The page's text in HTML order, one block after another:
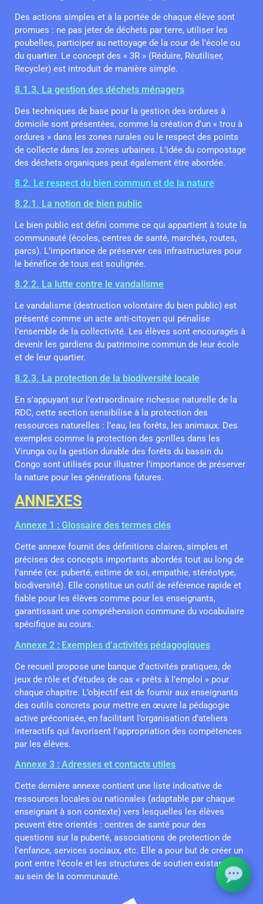
Des actions simples et à la portée de chaque élève sont
promues : ne pas jeter de déchets par terre, utiliser les
poubelles, participer au nettoyage de la cour de l’école ou
du quartier. Le concept des « 3R » (Réduire, Réutiliser,
Recycler) est introduit de manière simple.
8.1.3. La gestion des déchets ménagers
Des techniques de base pour la gestion des ordures à
domicile sont présentées, comme la création d’un « trou à
ordures » dans les zones rurales ou le respect des points
de collecte dans les zones urbaines. L’idée du compostage
des déchets organiques peut également être abordée.
8.2. Le respect du bien commun et de la nature
8.2.1. La notion de bien public
Le bien public est défini comme ce qui appartient à toute la
communauté (écoles, centres de santé, marchés, routes,
parcs). L’importance de préserver ces infrastructures pour
le bénéfice de tous est soulignée.
8.2.2. La lutte contre le vandalisme
Le vandalisme (destruction volontaire du bien public) est
présenté comme un acte anti-citoyen qui pénalise
l’ensemble de la collectivité. Les élèves sont encouragés à
devenir les gardiens du patrimoine commun de leur école
et de leur quartier.
8.2.3. La protection de la biodiversité locale
En s’appuyant sur l’extraordinaire richesse naturelle de la
RDC, cette section sensibilise à la protection des
ressources naturelles : l’eau, les forêts, les animaux. Des
exemples comme la protection des gorilles dans les
Virunga ou la gestion durable des forêts du bassin du
Congo sont utilisés pour illustrer l’importance de préserver
la nature pour les générations futures.
ANNEXES
Annexe 1 : Glossaire des termes clés
Cette annexe fournit des définitions claires, simples et
précises des concepts importants abordés tout au long de
l’année (ex: puberté, estime de soi, empathie, stéréotype,
biodiversité). Elle constitue un outil de référence rapide et
fiable pour les élèves comme pour les enseignants,
garantissant une compréhension commune du vocabulaire
spécifique au cours.
Annexe 2 : Exemples d’activités pédagogiques
Ce recueil propose une banque d’activités pratiques, de
jeux de rôle et d’études de cas « prêts à l’emploi » pour
chaque chapitre. L’objectif est de fournir aux enseignants
des outils concrets pour mettre en œuvre la pédagogie
active préconisée, en facilitant l’organisation d’ateliers
interactifs qui favorisent l’appropriation des compétences
par les élèves.
Annexe 3 : Adresses et contacts utiles
Cette dernière annexe contient une liste indicative de
ressources locales ou nationales (adaptable par chaque
enseignant à son contexte) vers lesquelles les élèves
peuvent être orientés : centres de santé pour des
questions sur la puberté, associations de protection de
l’enfance, services sociaux, etc. Elle a pour but de créer un
pont entre l’école et les structures de soutien existantes
au sein de la communauté.